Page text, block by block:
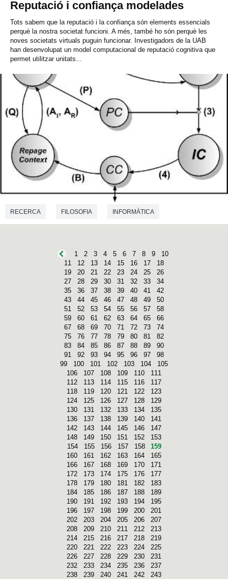
Reputació i confiança modelades
Tots sabem que la reputació i la confiança són elements essencials
perquè la nostra societat funcioni. A més, també ho són perquè les
noves societats virtuals puguin funcionar. Investigadors de la UAB
han desenvolupat un model computacional de reputació cognitiva que
permet utilitzar unitats...
RECERCA FILOSOFIA INFORMÀTICA
1 2 3 4 5 6 7 8 9
10
11
12 13 14 15 16 17
18
19
20 21 22 23 24 25
26
27
28 29 30 31 32 33
34
35
36 37 38 39 40 41
42
43
44 45 46 47 48 49
50
51
52 53 54 55 56 57
58
59
60 61 62 63 64 65
66
67
68 69 70 71 72 73
74
75
76 77 78 79 80 81
82
83
84 85 86 87 88 89
90
91
92 93 94 95 96 97
98
99
100 101 102 103 104
105
106
107 108 109 110
111
112
113 114 115 116
117
118
119 120 121 122
123
124
125 126 127 128
129
130
131 132 133 134
135
136
137 138 139 140
141
142
143 144 145 146
147
148
149 150 151 152
153
154
155 156 157 158
159
160
161 162 163 164
165
166
167 168 169 170
171
172
173 174 175 176
177
178
179 180 181 182
183
184
185 186 187 188
189
190
191 192 193 194
195
196
197 198 199 200
201
202
203 204 205 206
207
208
209 210 211 212
213
214
215 216 217 218
219
220
221 222 223 224
225
226
227 228 229 230
231
232
233 234 235 236
237
238
239 240 241 242
243